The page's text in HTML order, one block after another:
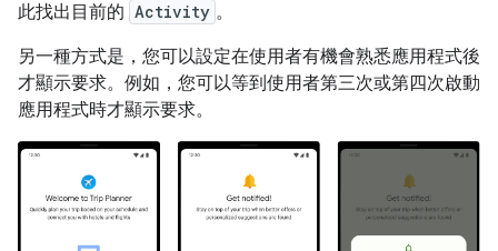
此找出目前的 Activity 。
另一種方式是，您可以設定在使用者有機會熟悉應用程式後
才顯示要求。例如，您可以等到使用者第三次或第四次啟動
應用程式時才顯示要求。